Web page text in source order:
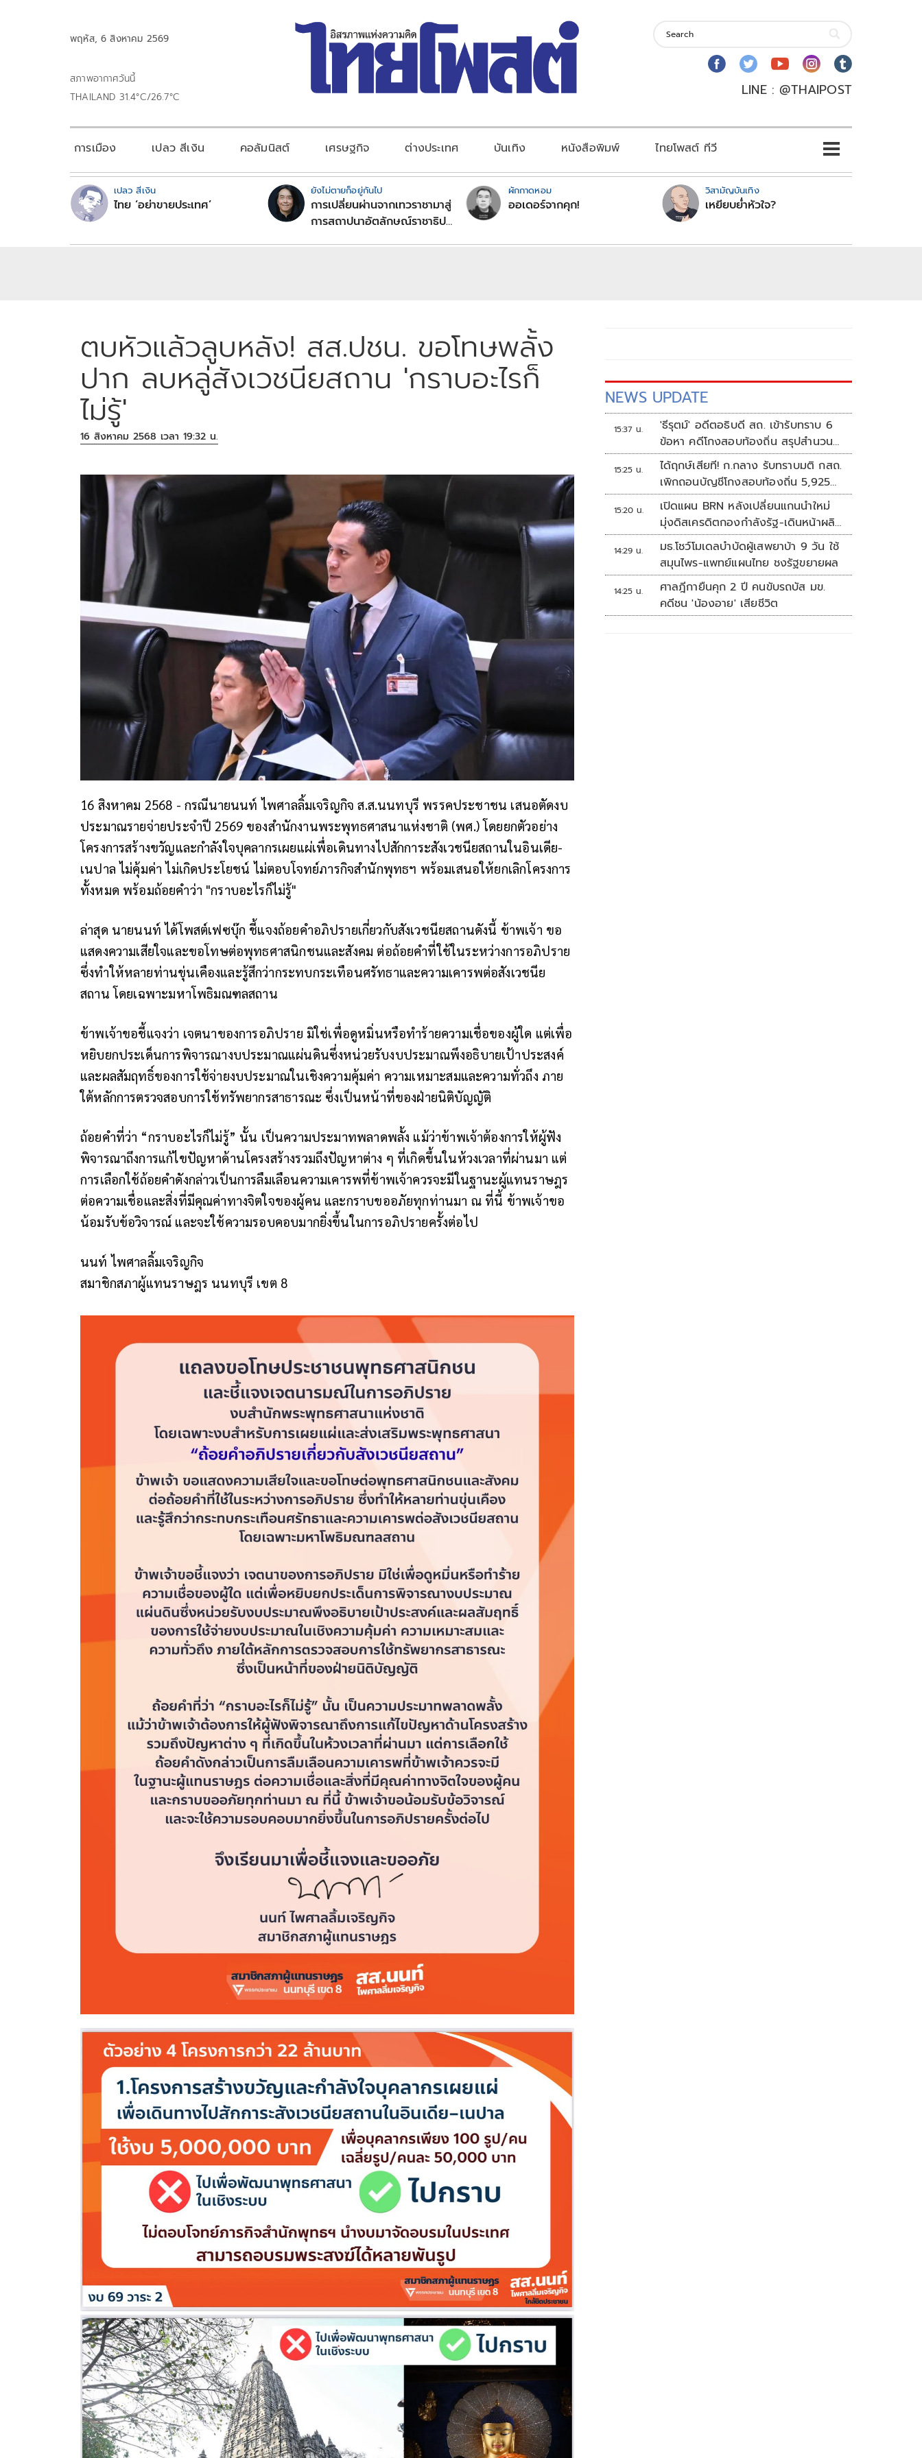
พฤหัส, 6 สิงหาคม 2569
สภาพอากาศวันนี้
THAILAND 31.4°C/26.7°C
LINE : @THAIPOST
การเมือง เปลว สีเงิน คอลัมนิสต์ เศรษฐกิจ ต่างประเทศ บันเทิง หนังสือพิมพ์ ไทยโพสต์ ทีวี
เปลว สีเงิน
ไทย ‘อย่าขายประเทศ’
ยังไม่ตายก็อยู่กันไป
การเปลี่ยนผ่านจากเทวราชามาสู่
การสถาปนาอัตลักษณ์ราชาธิป
ผักกาดหอม
ออเดอร์จากคุก!
วิสามัญบันเทิง
เหยียบย่ำหัวใจ?
ตบหัวแล้วลูบหลัง! สส.ปชน. ขอโทษพลั้ง
ปาก ลบหลู่สังเวชนียสถาน 'กราบอะไรก็
ไม่รู้'
16 สิงหาคม 2568 เวลา 19:32 น.
16 สิงหาคม 2568 - กรณีนายนนท์ ไพศาลลิ้มเจริญกิจ ส.ส.นนทบุรี พรรคประชาชน เสนอตัดงบ
ประมาณรายจ่ายประจำปี 2569 ของสำนักงานพระพุทธศาสนาแห่งชาติ (พศ.) โดยยกตัวอย่าง
โครงการสร้างขวัญและกำลังใจบุคลากรเผยแผ่เพื่อเดินทางไปสักการะสังเวชนียสถานในอินเดีย-
เนปาล ไม่คุ้มค่า ไม่เกิดประโยชน์ ไม่ตอบโจทย์ภารกิจสำนักพุทธฯ พร้อมเสนอให้ยกเลิกโครงการ
ทั้งหมด พร้อมถ้อยคำว่า "กราบอะไรก็ไม่รู้"
ล่าสุด นายนนท์ ได้โพสต์เฟซบุ๊ก ชี้แจงถ้อยคำอภิปรายเกี่ยวกับสังเวชนียสถานดังนี้ ข้าพเจ้า ขอ
แสดงความเสียใจและขอโทษต่อพุทธศาสนิกชนและสังคม ต่อถ้อยคำที่ใช้ในระหว่างการอภิปราย
ซึ่งทำให้หลายท่านขุ่นเคืองและรู้สึกว่ากระทบกระเทือนศรัทธาและความเคารพต่อสังเวชนีย
สถาน โดยเฉพาะมหาโพธิมณฑลสถาน
ข้าพเจ้าขอชี้แจงว่า เจตนาของการอภิปราย มิใช่เพื่อดูหมิ่นหรือทำร้ายความเชื่อของผู้ใด แต่เพื่อ
หยิบยกประเด็นการพิจารณางบประมาณแผ่นดินซึ่งหน่วยรับงบประมาณพึงอธิบายเป้าประสงค์
และผลสัมฤทธิ์ของการใช้จ่ายงบประมาณในเชิงความคุ้มค่า ความเหมาะสมและความทั่วถึง ภาย
ใต้หลักการตรวจสอบการใช้ทรัพยากรสาธารณะ ซึ่งเป็นหน้าที่ของฝ่ายนิติบัญญัติ
ถ้อยคำที่ว่า “กราบอะไรก็ไม่รู้” นั้น เป็นความประมาทพลาดพลั้ง แม้ว่าข้าพเจ้าต้องการให้ผู้ฟัง
พิจารณาถึงการแก้ไขปัญหาด้านโครงสร้างรวมถึงปัญหาต่าง ๆ ที่เกิดขึ้นในห้วงเวลาที่ผ่านมา แต่
การเลือกใช้ถ้อยคำดังกล่าวเป็นการลืมเลือนความเคารพที่ข้าพเจ้าควรจะมีในฐานะผู้แทนราษฎร
ต่อความเชื่อและสิ่งที่มีคุณค่าทางจิตใจของผู้คน และกราบขออภัยทุกท่านมา ณ ที่นี้ ข้าพเจ้าขอ
น้อมรับข้อวิจารณ์ และจะใช้ความรอบคอบมากยิ่งขึ้นในการอภิปรายครั้งต่อไป
นนท์ ไพศาลลิ้มเจริญกิจ
สมาชิกสภาผู้แทนราษฎร นนทบุรี เขต 8
NEWS UPDATE
15:37 น.
'ธีรุตม์' อดีตอธิบดี สถ. เข้ารับทราบ 6
ข้อหา คดีโกงสอบท้องถิ่น สรุปสำนวน
ส่ง ป.ป.ช. สัปดาห์หน้า
15:25 น.
ได้ฤกษ์เสียที! ก.กลาง รับทราบมติ กสถ.
เพิกถอนบัญชีโกงสอบท้องถิ่น 5,925
ราย
15:20 น.
เปิดแผน BRN หลังเปลี่ยนแกนนำใหม่
มุ่งดิสเครดิตกองกำลังรัฐ-เดินหน้าผลิต
แนวร่วม
14:29 น.
มธ.โชว์โมเดลบำบัดผู้เสพยาบ้า 9 วัน ใช้
สมุนไพร-แพทย์แผนไทย ชงรัฐขยายผล
14:25 น.
ศาลฎีกายืนคุก 2 ปี คนขับรถบัส มข.
คดีชน 'น้องอาย' เสียชีวิต